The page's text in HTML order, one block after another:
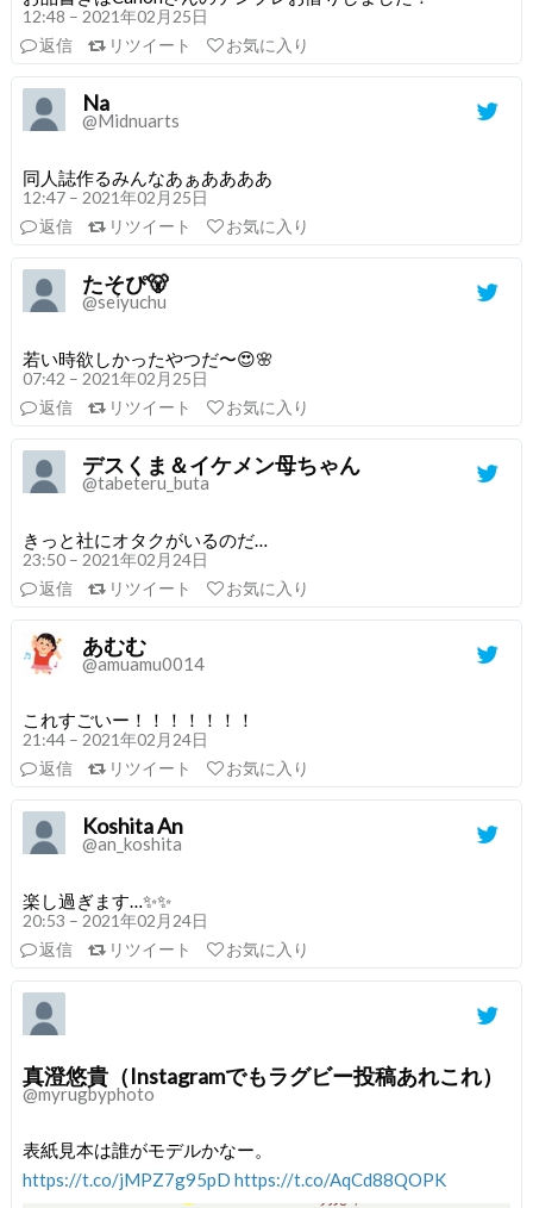
12:48 – 2021年02月25日
返信
リツイート お気に入り
Na
@Midnuarts
同人誌作るみんなあぁああああ
12:47 – 2021年02月25日
返信
リツイート お気に入り
たそぴ🐻
@seiyuchu
若い時欲しかったやつだ〜😍🌸
07:42 – 2021年02月25日
返信
リツイート お気に入り
デスくま＆イケメン母ちゃん
@tabeteru_buta
きっと社にオタクがいるのだ…
23:50 – 2021年02月24日
返信
リツイート お気に入り
あむむ
@amuamu0014
これすごいー！！！！！！！
21:44 – 2021年02月24日
返信
リツイート お気に入り
Koshita An
@an_koshita
楽し過ぎます…✨✨
20:53 – 2021年02月24日
返信
リツイート お気に入り
真澄悠貴（Instagramでもラグビー投稿あれこれ）
@myrugbyphoto
表紙見本は誰がモデルかなー。
https://t.co/jMPZ7g95pD https://t.co/AqCd88QOPK